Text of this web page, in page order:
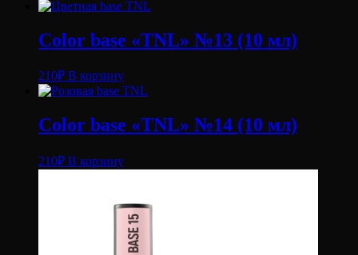
Color base «TNL» №13 (10 мл)
210₽ В корзину
Color base «TNL» №14 (10 мл)
210₽ В корзину